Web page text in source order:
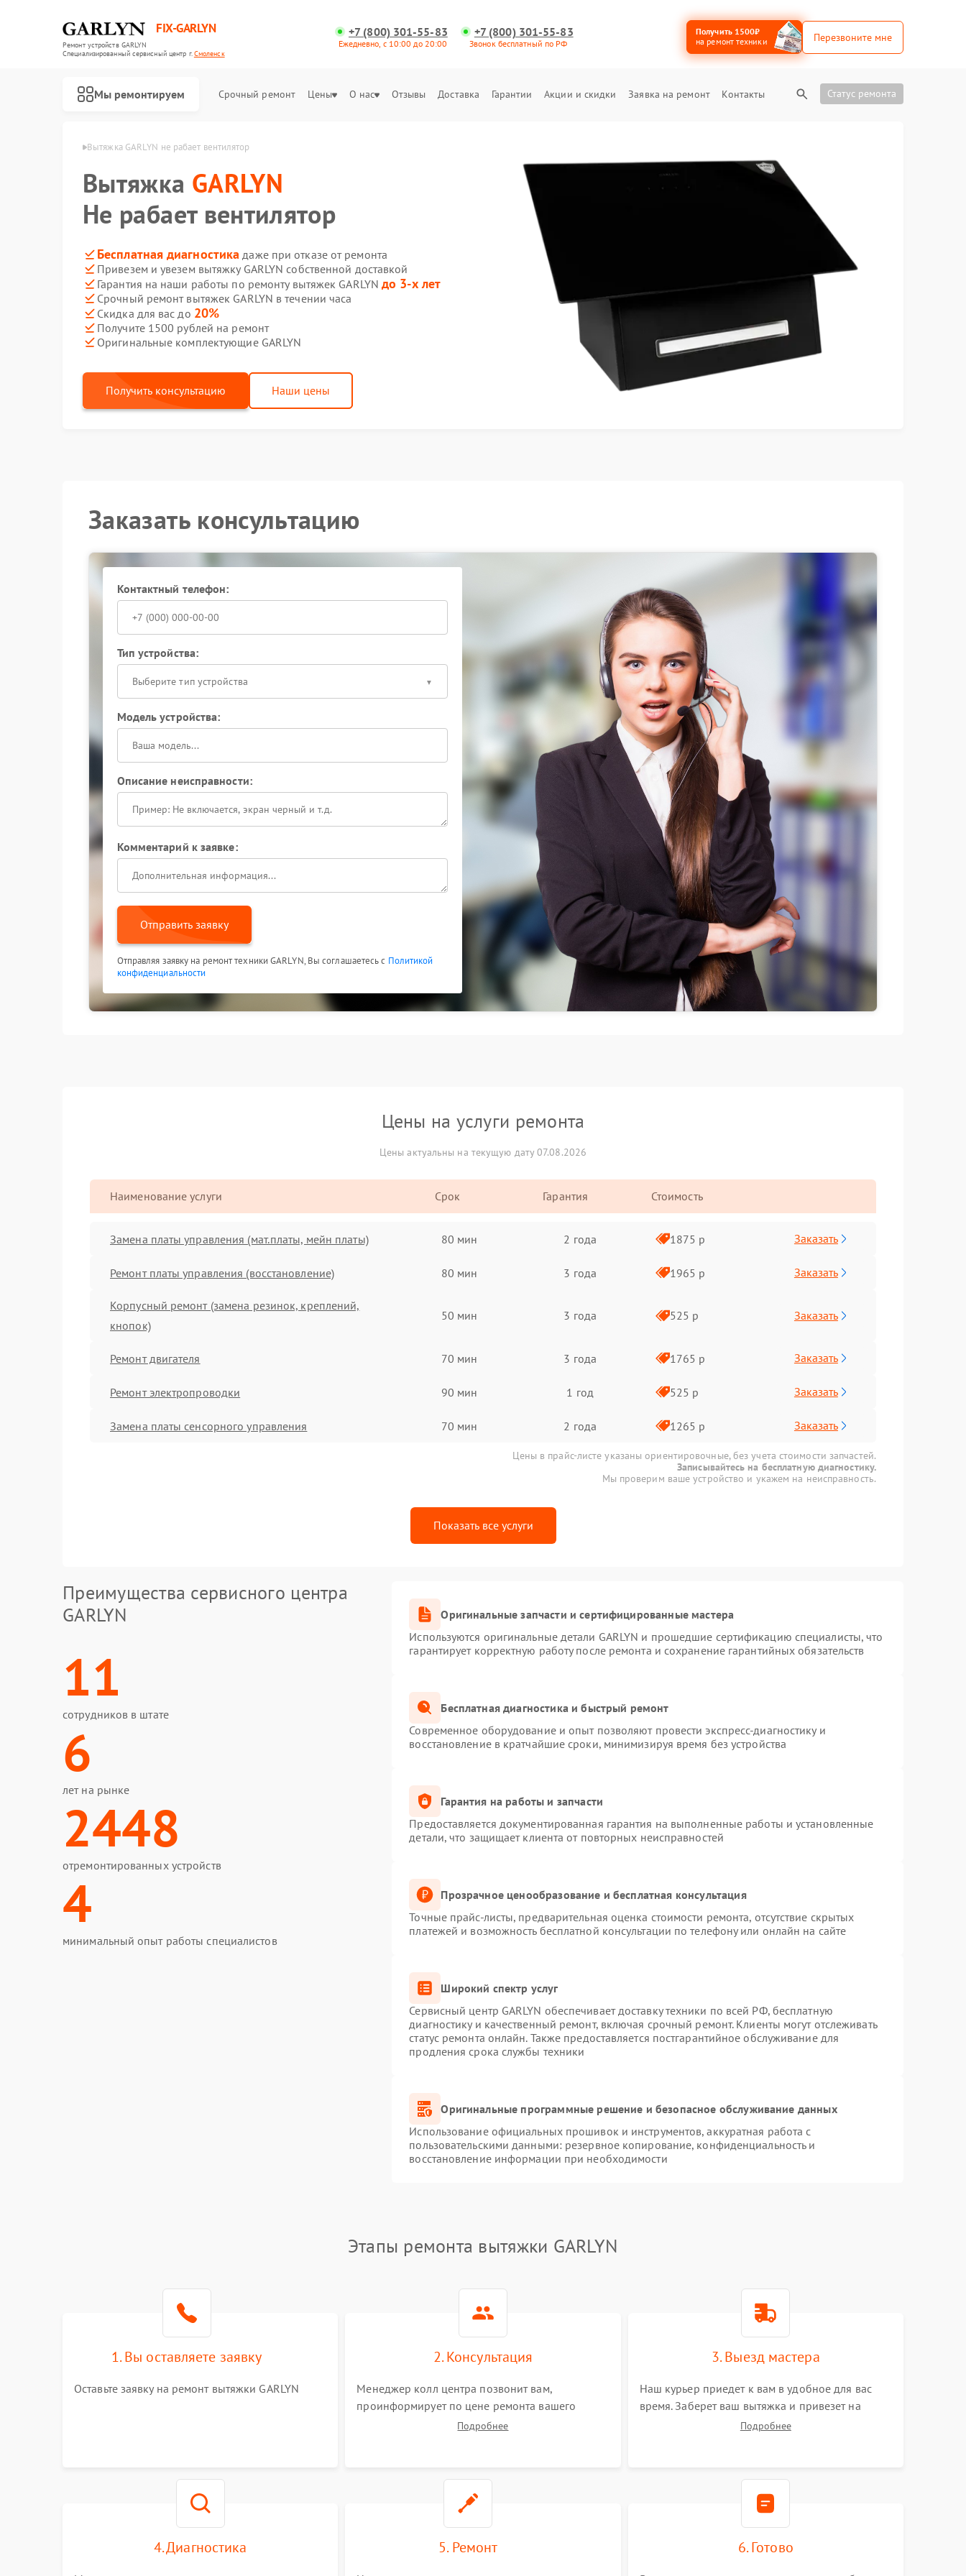
FIX-GARLYN
Ремонт устройств GARLYN
Специализированный cервисный центр г.Смоленск
+7 (800) 301-55-83
Ежедневно, с 10:00 до 20:00
+7 (800) 301-55-83
Звонок бесплатный по РФ
Получить 1500₽
на ремонт техники
Перезвоните мне
Мы ремонтируем Срочный ремонт Цены О нас Отзывы Доставка Гарантии Акции и скидки Заявка на ремонт Контакты Статус ремонта
в Смоленске Вытяжка GARLYN не рабает вентилятор
Вытяжка GARLYN
Не рабает вентилятор
Бесплатная диагностика даже при отказе от ремонта
Привезем и увезем вытяжку GARLYN собственной доставкой
Гарантия на наши работы по ремонту вытяжек GARLYN до 3-х лет
Срочный ремонт вытяжек GARLYN в течении часа
Скидка для вас до 20%
Получите 1500 рублей на ремонт
Оригинальные комплектующие GARLYN
Получить консультацию Наши цены
Заказать консультацию
Контактный телефон:
Тип устройства:
Выберите тип устройства
Модель устройства:
Описание неисправности:
Комментарий к заявке:
Отправить заявку
Отправляя заявку на ремонт техники GARLYN, Вы соглашаетесь с Политикой
конфиденциальности
Цены на услуги ремонта
Цены актуальны на текущую дату 07.08.2026
Наименование услуги Срок Гарантия Стоимость
Замена платы управления (мат.платы, мейн платы) 80 мин 2 года 1875 р Заказать
Ремонт платы управления (восстановление) 80 мин 3 года 1965 р Заказать
Корпусный ремонт (замена резинок, креплений,
кнопок)
50 мин 3 года 525 р Заказать
Ремонт двигателя 70 мин 3 года 1765 р Заказать
Ремонт электропроводки 90 мин 1 год 525 р Заказать
Замена платы сенсорного управления 70 мин 2 года 1265 р Заказать
Цены в прайс-листе указаны ориентировочные, без учета стоимости запчастей.
Записывайтесь на бесплатную диагностику.
Мы проверим ваше устройство и укажем на неисправность.
Показать все услуги
Преимущества сервисного центра
GARLYN
11
сотрудников в штате
6
лет на рынке
2448
отремонтированных устройств
4
минимальный опыт работы специалистов
Оригинальные запчасти и сертифицированные мастера
Используются оригинальные детали GARLYN и прошедшие сертификацию специалисты, что
гарантирует корректную работу после ремонта и сохранение гарантийных обязательств
Бесплатная диагностика и быстрый ремонт
Современное оборудование и опыт позволяют провести экспресс-диагностику и
восстановление в кратчайшие сроки, минимизируя время без устройства
Гарантия на работы и запчасти
Предоставляется документированная гарантия на выполненные работы и установленные
детали, что защищает клиента от повторных неисправностей
Прозрачное ценообразование и бесплатная консультация
Точные прайс-листы, предварительная оценка стоимости ремонта, отсутствие скрытых
платежей и возможность бесплатной консультации по телефону или онлайн на сайте
Широкий спектр услуг
Сервисный центр GARLYN обеспечивает доставку техники по всей РФ, бесплатную
диагностику и качественный ремонт, включая срочный ремонт. Клиенты могут отслеживать
статус ремонта онлайн. Также предоставляется постгарантийное обслуживание для
продления срока службы техники
Оригинальные программные решение и безопасное обслуживание данных
Использование официальных прошивок и инструментов, аккуратная работа с
пользовательскими данными: резервное копирование, конфиденциальность и
восстановление информации при необходимости
Этапы ремонта вытяжки GARLYN
1. Вы оставляете заявку
Оставьте заявку на ремонт вытяжки GARLYN
2. Консультация
Менеджер колл центра позвонит вам,
проинформирует по цене ремонта вашего
вытяжки а также ответит на все ваши вопросы.
Подробнее
3. Выезд мастера
Наш курьер приедет к вам в удобное для вас
время. Заберет ваш вытяжка и привезет на
склад для диагностики.Подробнее
4. Диагностика 5. Ремонт 6. Готово